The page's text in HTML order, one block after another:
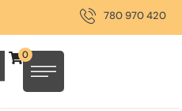
780 970 420
0